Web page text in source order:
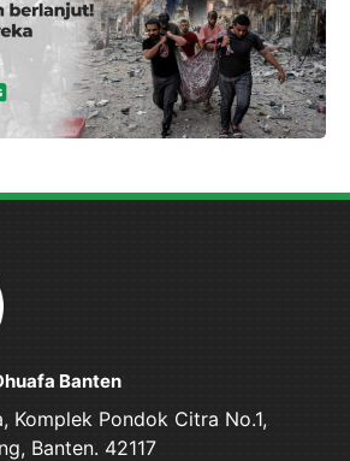
Banten
Komplek Pondok Citra No.1,
Banten. 42117